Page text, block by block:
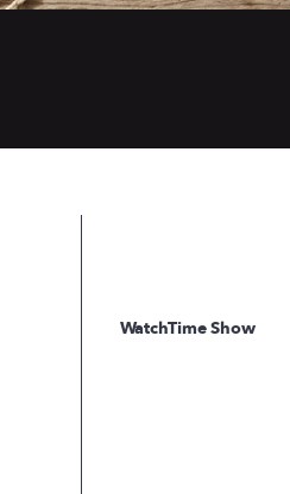
WatchTime Show